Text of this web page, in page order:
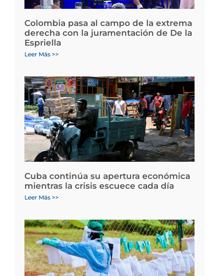
Colombia pasa al campo de la extrema
derecha con la juramentación de De la
Espriella
Leer Más >>
Cuba continúa su apertura económica
mientras la crisis escuece cada día
Leer Más >>